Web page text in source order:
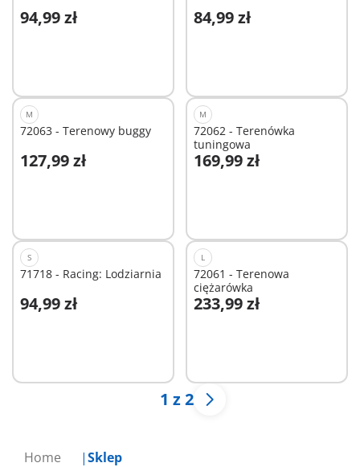
Home Sklep
94,99 zł
Dodaj do koszyka 84,99 zł
Dodaj do koszyka
M
72063 - Terenowy buggy
127,99 zł
Dodaj do koszyka
M
72062 - Terenówka
tuningowa
169,99 zł
Dodaj do koszyka
S
71718 - Racing: Lodziarnia
94,99 zł
Dodaj do koszyka
L
72061 - Terenowa
ciężarówka
233,99 zł
Dodaj do koszyka
1 z 2